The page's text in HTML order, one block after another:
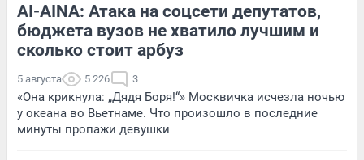
AI-AINA: Атака на соцсети депутатов,
бюджета вузов не хватило лучшим и
сколько стоит арбуз
5 августа 5 226 3
«Она крикнула: „Дядя Боря!“» Москвичка исчезла ночью
у океана во Вьетнаме. Что произошло в последние
минуты пропажи девушки